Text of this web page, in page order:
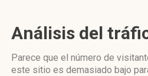
Análisis del
Parece que el número de
este sitio es demasiado bajo